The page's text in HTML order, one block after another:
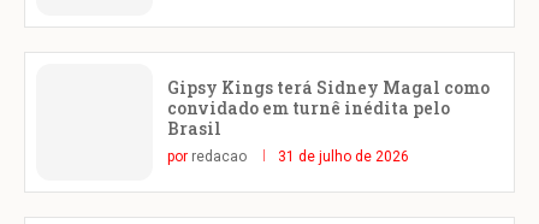
Gipsy Kings terá Sidney Magal como
convidado em turnê inédita pelo
Brasil
por redacao 31 de julho de 2026